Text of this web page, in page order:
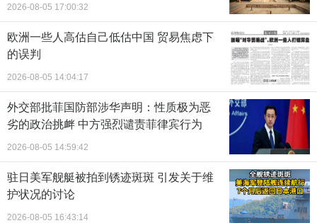
2026-08-05 17:00:32
欧洲一些人高估自己低估中国 贸易焦虑下
的误判
2026-08-05 14:04:17
外交部批菲国防部涉华声明：性质极为恶
劣的政治挑衅 中方强烈谴责菲律宾行为
2026-08-05 14:59:42
驻日美军舰艇被拍到锈迹斑斑 引发关于维
护状况的讨论
2026-08-05 16:43:14